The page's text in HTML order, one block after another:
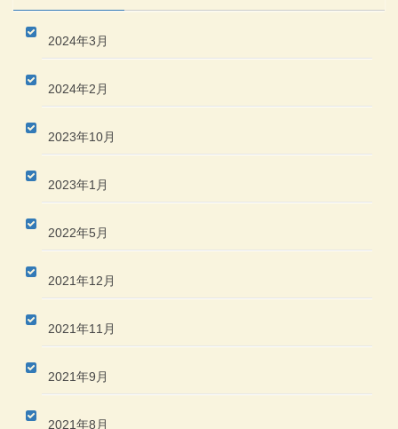
2024年3月
2024年2月
2023年10月
2023年1月
2022年5月
2021年12月
2021年11月
2021年9月
2021年8月